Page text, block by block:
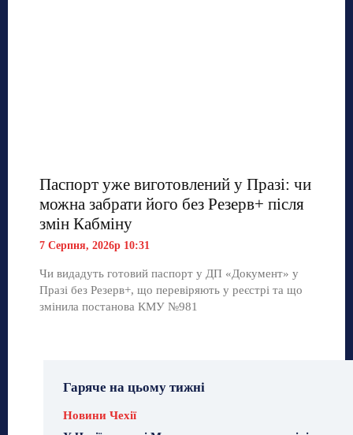
Паспорт уже виготовлений у Празі: чи
можна забрати його без Резерв+ після
змін Кабміну
7 Серпня, 2026р 10:31
Чи видадуть готовий паспорт у ДП «Документ» у
Празі без Резерв+, що перевіряють у реєстрі та що
змінила постанова КМУ №981
Гаряче на цьому тижні
Новини Чехії